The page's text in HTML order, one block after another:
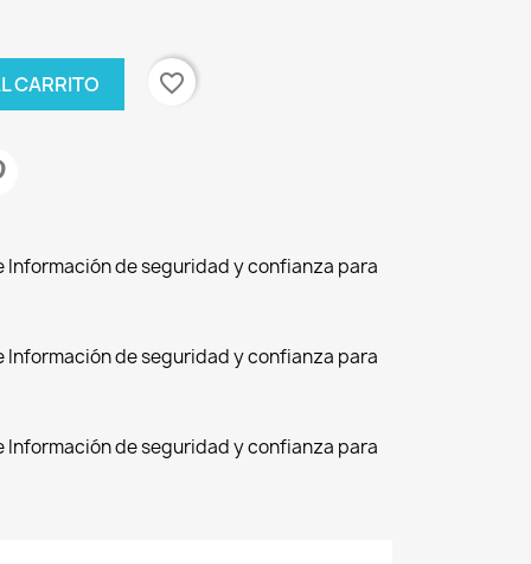
CARRITO favorite_border
Información de seguridad y confianza para
Información de seguridad y confianza para
Información de seguridad y confianza para